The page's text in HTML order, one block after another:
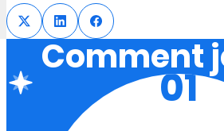
Comment
01